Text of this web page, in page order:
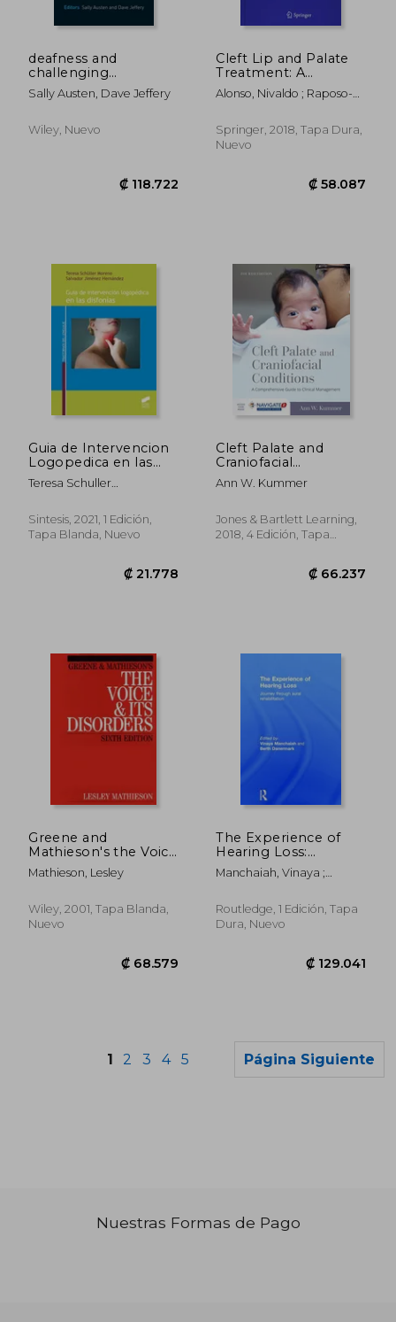
₡ 77.537
deafness and
challenging
behaviour: the 360°
perspective
Sally Austen, Dave Jeffery
Wiley, Nuevo
Cleft Lip and Palate
Treatment: A
Comprehensive
Guide (en Inglés)
Alonso, Nivaldo ; Raposo-
Springer, 2018, Tapa Dura,
Nuevo
Guia de Intervencion
Logopedica en las
Disfonias
Teresa Schuller
Hernandez
Sintesis, 2021, 1 Edición,
Tapa Blanda, Nuevo
Cleft Palate and
Craniofacial
Conditions: A
Comprehensive
Management (en
Inglés)
Ann W. Kummer
Jones & Bartlett Learning,
2018, 4 Edición, Tapa
Greene and
Mathieson's the Voice
and Its Disorders (en
Inglés)
Mathieson, Lesley
Wiley, 2001, Tapa Blanda,
Nuevo
The Experience of
Hearing Loss:
Journey Through
Aural Rehabilitation
Manchaiah, Vinaya ;
Routledge, 1 Edición, Tapa
Dura, Nuevo
1 2 3 4 5 Página Siguiente
Nuestras Formas de Pago